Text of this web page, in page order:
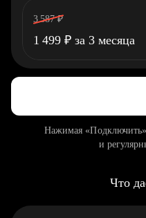
3 587 ₽
1 499 ₽ за 3 месяца
Нажимая
и
Что